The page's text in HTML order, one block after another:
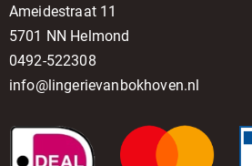
Ameidestraat 11
5701 NN Helmond
0492-522308
info@lingerievanbokhoven.nl